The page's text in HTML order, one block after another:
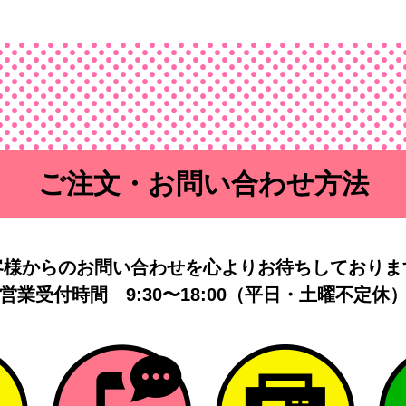
ご注文・お問い合わせ方法
からのお問い合わせを心よりお待ちしており
業受付時間 9:30〜18:00（平日・土曜不定休